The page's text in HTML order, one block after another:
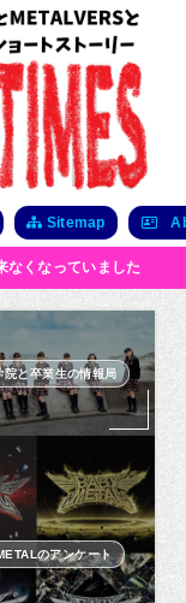
Sitemap
なくなっていました
院と卒業生の情報局
のアンケート